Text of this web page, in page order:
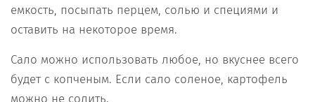
емкость, посыпать перцем, солью и специями и
оставить на некоторое время.
Сало можно использовать любое, но вкуснее всего
будет с копченым. Если сало соленое, картофель
можно не солить.